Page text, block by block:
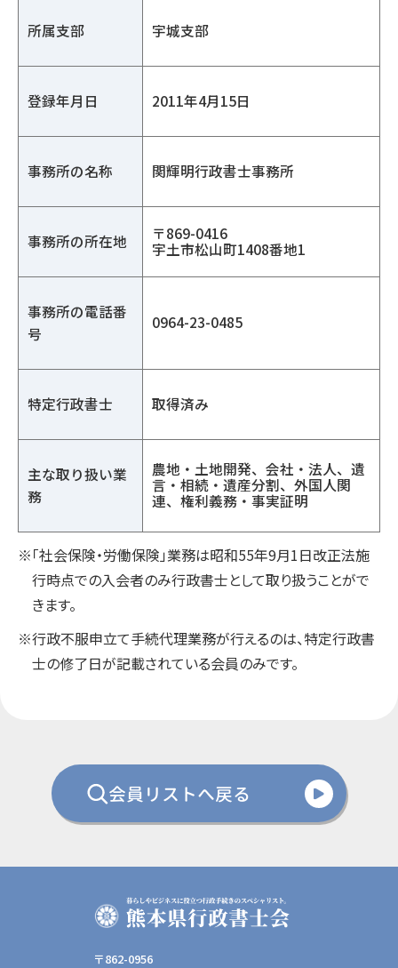
所属支部 宇城支部
登録年月日 2011年4月15日
事務所の名称 関輝明行政書士事務所
事務所の所在地 〒869-0416
宇土市松山町1408番地1
事務所の電話番
号
0964-23-0485
特定行政書士 取得済み
主な取り扱い業
務
農地・土地開発、会社・法人、遺
言・相続・遺産分割、外国人関
連、権利義務・事実証明
※「社会保険・労働保険」業務は昭和55年9月1日改正法施
行時点での入会者のみ行政書士として取り扱うことがで
きます。
※行政不服申立て手続代理業務が行えるのは、特定行政書
士の修了日が記載されている会員のみです。
会員リストへ戻る
〒862-0956